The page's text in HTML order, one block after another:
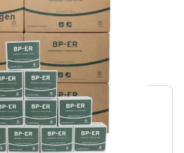
In winkelwagen